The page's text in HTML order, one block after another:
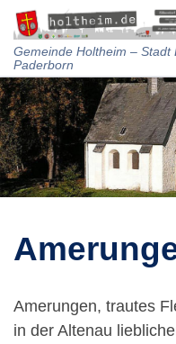
Skip to content
Gemeinde Holtheim – Stadt
Paderborn
Amerungen, trautes
in der Altenau